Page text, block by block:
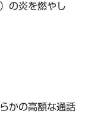
の炎を燃やし
かの高額な通話